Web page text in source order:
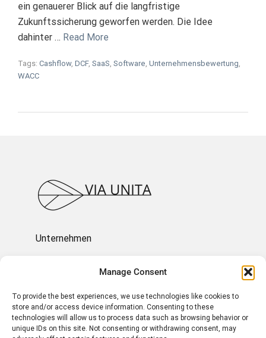
Manage Consent
To provide the best experiences, we use technologies like cookies to
store and/or access device information. Consenting to these
technologies will allow us to process data such as browsing behavior or
unique IDs on this site. Not consenting or withdrawing consent, may
ein genauerer Blick auf die langfristige
Zukunftssicherung geworfen werden. Die Idee
dahinter … Read More
Tags: Cashflow, DCF, SaaS, Software, Unternehmensbewertung,
WACC
Unternehmen
Über uns
Impressum und Rechtliches